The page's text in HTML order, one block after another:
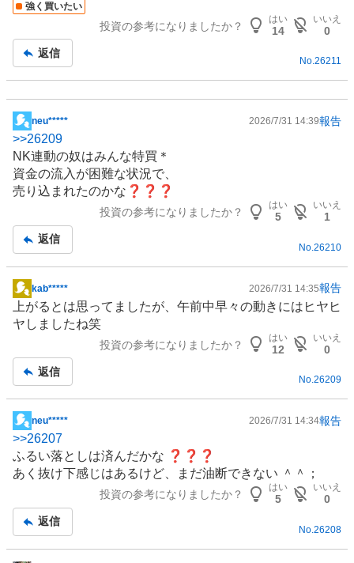
記
強く買いたい
投資の参考になりましたか？
はい
14
いいえ
0
返信
No.26211
掲
示
板
記
事
neu***** 2026/7/31 14:39報告
>>26209
NK連動の奴はみんな特買＊
資金の流入が困難な状況で、
売り込まれたのかな❓❓❓
投資の参考になりましたか？
はい
5
いいえ
1
返信
No. 26210
掲
示
板
kab***** 2026/7/31 14:35報告
上がるとは思ってましたが、午前中早々の動きにはヒヤヒ
ヤしましたね笑
投資の参考になりましたか？
はい
12
いいえ
0
返信
No.26209
掲
示
板
記
neu***** 2026/7/31 14:34報告
>>26207
ふるい落としは済んだかな ❓❓❓
あく抜け下感じはあるけど、まだ油断できない ＾＾；
投資の参考になりましたか？
はい
5
いいえ
0
返信
No. 26208